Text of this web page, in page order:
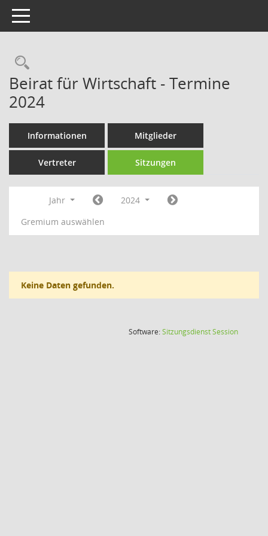
Toggle navigation
Rechercheauswahl
Beirat für Wirtschaft - Termine
2024
Informationen Mitglieder
Vertreter Sitzungen
Jahr
2024
Gremium auswählen
Keine Daten gefunden.
Software:SitzungsdienstSession(Wird in